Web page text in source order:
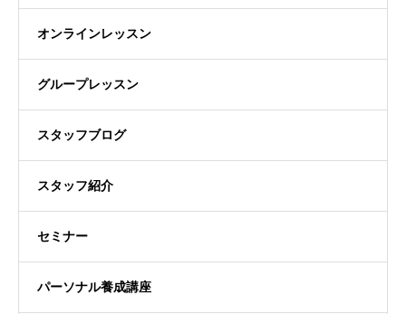
オンラインレッスン
グループレッスン
スタッフブログ
スタッフ紹介
セミナー
パーソナル養成講座